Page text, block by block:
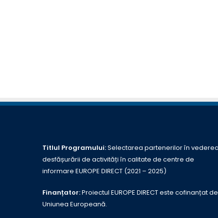
Titlul Programului:Selectarea partenerilor în
desfășurării de activități în calitate de centre de
informare EUROPE DIRECT (2021 – 2025)
Finanțator:Proiectul EUROPE DIRECT este cofinanțat de
Uniunea Europeană.